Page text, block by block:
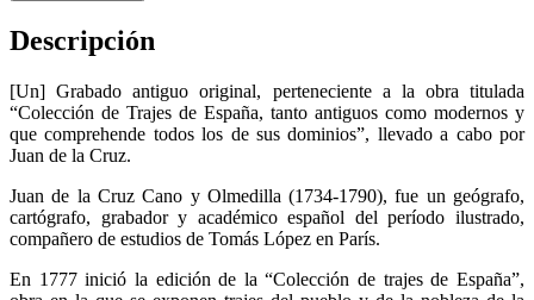
Descripción
[Un] Grabado antiguo original, perteneciente a la obra titulada
“Colección de Trajes de España, tanto antiguos como modernos y
que comprehende todos los de sus dominios”, llevado a cabo por
Juan de la Cruz.
Juan de la Cruz Cano y Olmedilla (1734-1790), fue un geógrafo,
cartógrafo, grabador y académico español del período ilustrado,
compañero de estudios de Tomás López en París.
En 1777 inició la edición de la “Colección de trajes de España”,